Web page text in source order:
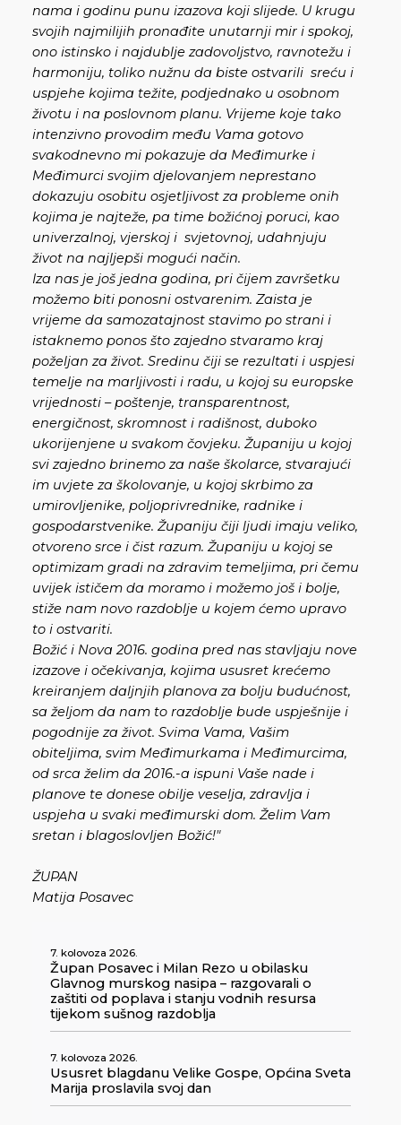
nama i godinu punu izazova koji slijede. U krugu
svojih najmilijih pronađite unutarnji mir i spokoj,
ono istinsko i najdublje zadovoljstvo, ravnotežu i
harmoniju, toliko nužnu da biste ostvarili sreću i
uspjehe kojima težite, podjednako u osobnom
životu i na poslovnom planu. Vrijeme koje tako
intenzivno provodim među Vama gotovo
svakodnevno mi pokazuje da Međimurke i
Međimurci svojim djelovanjem neprestano
dokazuju osobitu osjetljivost za probleme onih
kojima je najteže, pa time božićnoj poruci, kao
univerzalnoj, vjerskoj i svjetovnoj, udahnjuju
život na najljepši mogući način.
Iza nas je još jedna godina, pri čijem završetku
možemo biti ponosni ostvarenim. Zaista je
vrijeme da samozatajnost stavimo po strani i
istaknemo ponos što zajedno stvaramo kraj
poželjan za život. Sredinu čiji se rezultati i uspjesi
temelje na marljivosti i radu, u kojoj su europske
vrijednosti – poštenje, transparentnost,
energičnost, skromnost i radišnost, duboko
ukorijenjene u svakom čovjeku. Županiju u kojoj
svi zajedno brinemo za naše školarce, stvarajući
im uvjete za školovanje, u kojoj skrbimo za
umirovljenike, poljoprivrednike, radnike i
gospodarstvenike. Županiju čiji ljudi imaju veliko,
otvoreno srce i čist razum. Županiju u kojoj se
optimizam gradi na zdravim temeljima, pri čemu
uvijek ističem da moramo i možemo još i bolje,
stiže nam novo razdoblje u kojem ćemo upravo
to i ostvariti.
Božić i Nova 2016. godina pred nas stavljaju nove
izazove i očekivanja, kojima ususret krećemo
kreiranjem daljnjih planova za bolju budućnost,
sa željom da nam to razdoblje bude uspješnije i
pogodnije za život. Svima Vama, Vašim
obiteljima, svim Međimurkama i Međimurcima,
od srca želim da 2016.-a ispuni Vaše nade i
planove te donese obilje veselja, zdravlja i
uspjeha u svaki međimurski dom. Želim Vam
sretan i blagoslovljen Božić!"
ŽUPAN
Matija Posavec
7. kolovoza 2026.
Župan Posavec i Milan Rezo u obilasku
Glavnog murskog nasipa – razgovarali o
zaštiti od poplava i stanju vodnih resursa
tijekom sušnog razdoblja
7. kolovoza 2026.
Ususret blagdanu Velike Gospe, Općina Sveta
Marija proslavila svoj dan